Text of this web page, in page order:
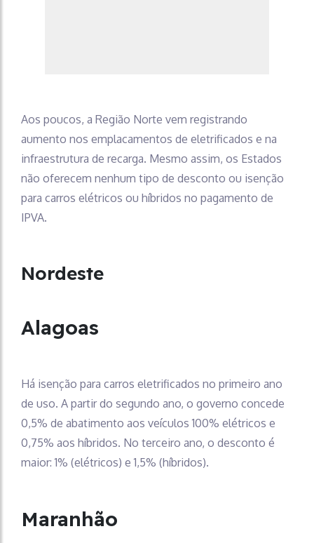
Aos poucos, a Região Norte vem registrando
aumento nos emplacamentos de eletrificados e na
infraestrutura de recarga. Mesmo assim, os Estados
não oferecem nenhum tipo de desconto ou isenção
para carros elétricos ou híbridos no pagamento de
IPVA.
Nordeste
Alagoas
Há isenção para carros eletrificados no primeiro ano
de uso. A partir do segundo ano, o governo concede
0,5% de abatimento aos veículos 100% elétricos e
0,75% aos híbridos. No terceiro ano, o desconto é
maior: 1% (elétricos) e 1,5% (híbridos).
Maranhão